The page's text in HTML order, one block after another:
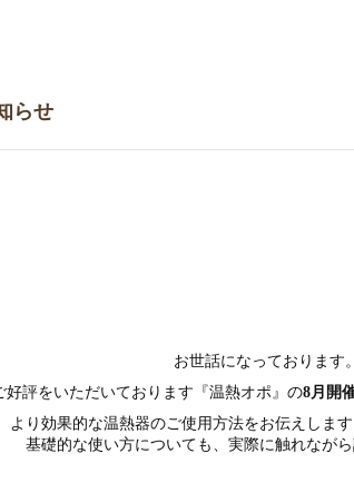
らせ
お世話になっております。
好評をいただいております『温熱オポ』の8月開
より効果的な温熱器のご使用方法をお伝えしま
基礎的な使い方についても、実際に触れながら